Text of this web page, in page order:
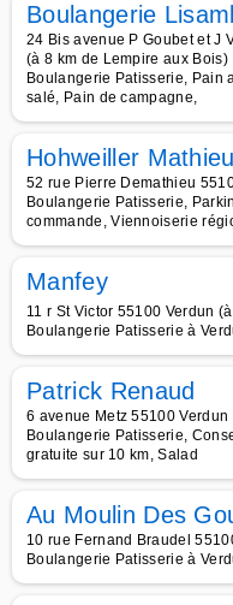
Boulangerie
24 Bis avenue P Goubet et J
(à 8 km de Lempire aux Bois)
Boulangerie Patisserie, Pain
salé, Pain de campagne,
Hohweiller
52 rue Pierre Demathieu
Boulangerie Patisserie,
commande, Viennoiserie
Manfey
11 r St Victor 55100 Verdun
Boulangerie Patisserie à
Patrick Renaud
6 avenue Metz 55100
Boulangerie Patisserie,
gratuite sur 10 km, Salad
Au Moulin Des
10 rue Fernand Braudel
Boulangerie Patisserie à